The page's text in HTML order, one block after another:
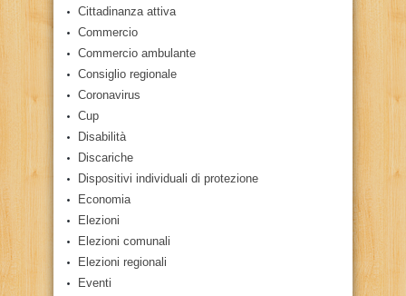
Cittadinanza attiva
Commercio
Commercio ambulante
Consiglio regionale
Coronavirus
Cup
Disabilità
Discariche
Dispositivi individuali di protezione
Economia
Elezioni
Elezioni comunali
Elezioni regionali
Eventi